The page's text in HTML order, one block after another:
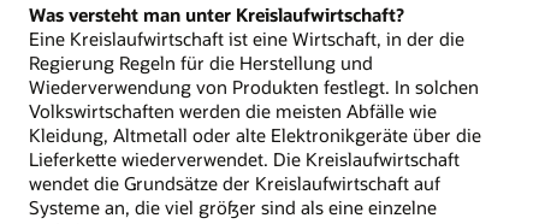
Was versteht man unter Kreislaufwirtschaft?
Eine Kreislaufwirtschaft ist eine Wirtschaft, in der die
Regierung Regeln für die Herstellung und
Wiederverwendung von Produkten festlegt. In solchen
Volkswirtschaften werden die meisten Abfälle wie
Kleidung, Altmetall oder alte Elektronikgeräte über die
Lieferkette wiederverwendet. Die Kreislaufwirtschaft
wendet die Grundsätze der Kreislaufwirtschaft auf
Systeme an, die viel größer sind als eine einzelne